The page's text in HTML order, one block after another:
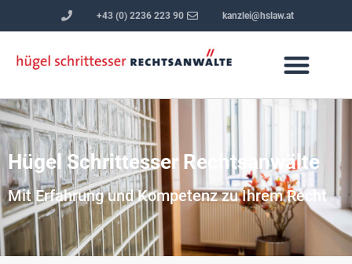
+43 (0) 2236 223 90 kanzlei@hslaw.at
Hügel Schrittesser Rechtsanwälte
Mit Erfahrung und Kompetenz zu Ihrem Recht